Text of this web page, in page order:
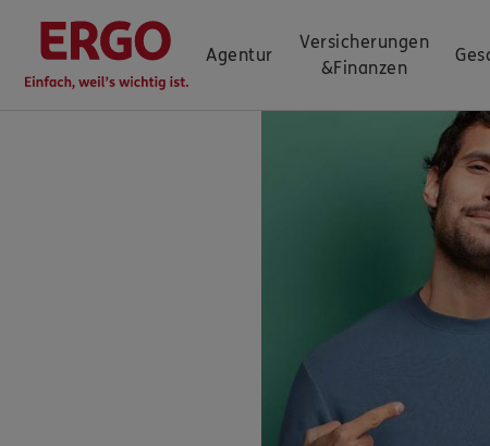
Agentur
Versicherungen
&Finanzen